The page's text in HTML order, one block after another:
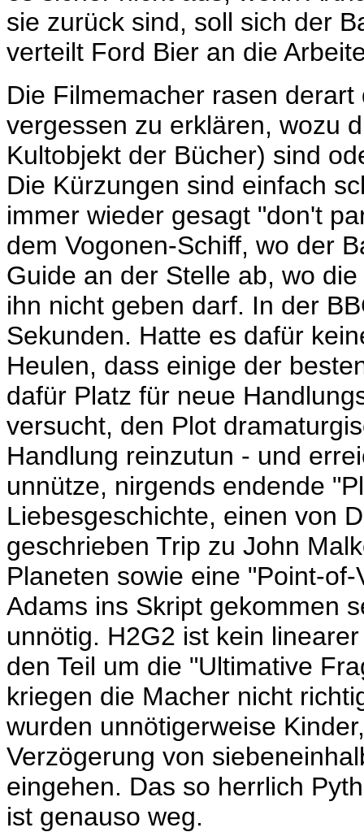
sie zurück sind, soll sich der
verteilt Ford Bier an die
Die Filmemacher rasen
vergessen zu erklären, wozu
Kultobjekt der Bücher) sind
Die Kürzungen sind einfach
immer wieder gesagt "don't
dem Vogonen-Schiff, wo der
Guide an der Stelle ab, wo
ihn nicht geben darf. In der
Sekunden. Hatte es dafür
Heulen, dass einige der
dafür Platz für neue
versucht, den Plot
Handlung reinzutun - und
unnütze, nirgends endende
Liebesgeschichte, einen von
geschrieben Trip zu John
Planeten sowie eine "Point-
Adams ins Skript gekommen
unnötig. H2G2 ist kein
den Teil um die "Ultimative
kriegen die Macher nicht
wurden unnötigerweise
Verzögerung von
eingehen. Das so herrlich
ist genauso weg.